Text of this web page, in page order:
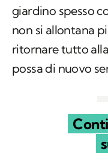
giardino spesso
non si allontana
ritornare tutto
possa di nuovo